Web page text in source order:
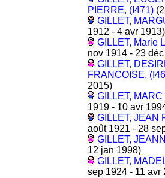
PIERRE, (I471)
GILLET,
1912 - 4 avr 1913)
GILLET, Marie
nov 1914 - 23
GILLET,
FRANCOISE,
2015)
GILLET,
1919 - 10 avr
GILLET, JEAN
août 1921 - 28
GILLET,
12 jan 1998)
GILLET,
sep 1924 - 11 avr